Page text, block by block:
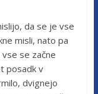
da se je vse
misli, nato pa
se začne
posadk v
dvignejo